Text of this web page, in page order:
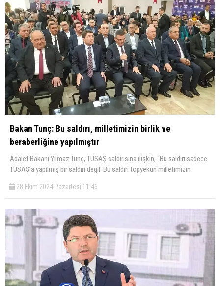
Bakan Tunç: Bu saldırı, milletimizin birlik ve
beraberliğine yapılmıştır
Adalet Bakanı Yılmaz Tunç, TUSAŞ saldırısına ilişkin, “Bu saldırı sadece
TUSAŞ’a yapılmış bir saldırı değil. Bu saldırı topyekun milletimizin
28 Ekim 2024 Pazartesi 11:46